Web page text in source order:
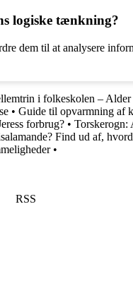
logiske tænkning?
dem til at analysere
i folkeskolen – Alder
• Guide til opvarmning af
forbrug? • Torskerogn:
Find ud af,
•
RSS